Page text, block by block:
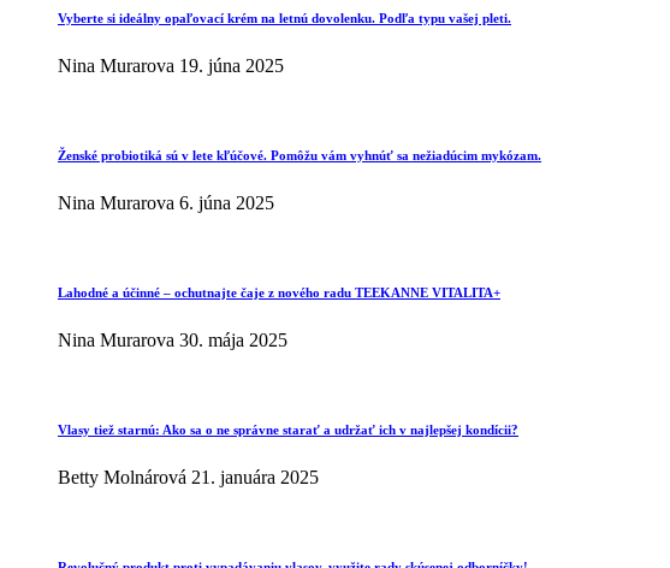
Vyberte si ideálny opaľovací krém na letnú dovolenku. Podľa typu vašej pleti.
Nina Murarova 19. júna 2025
Ženské probiotiká sú v lete kľúčové. Pomôžu vám vyhnúť sa nežiadúcim mykózam.
Nina Murarova 6. júna 2025
Lahodné a účinné – ochutnajte čaje z nového radu TEEKANNE VITALITA+
Nina Murarova 30. mája 2025
Vlasy tiež starnú: Ako sa o ne správne starať a udržať ich v najlepšej kondícii?
Betty Molnárová 21. januára 2025